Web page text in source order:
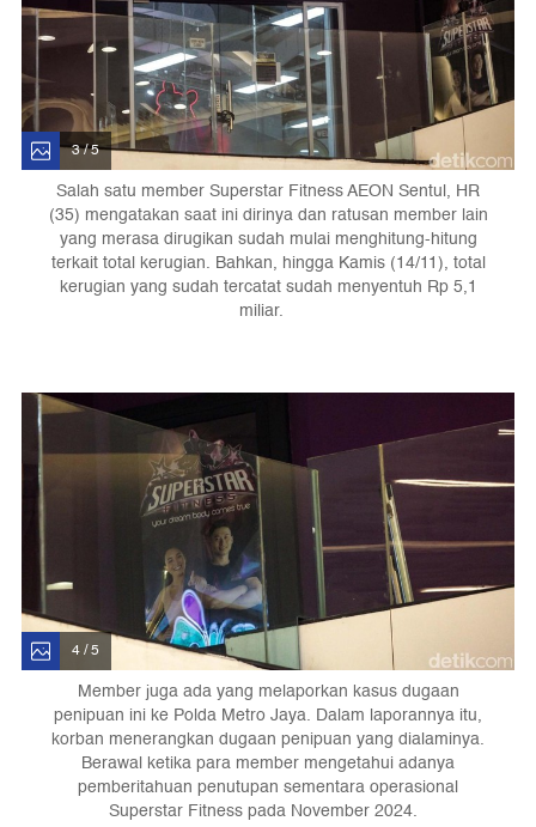
3 / 5
Salah satu member Superstar Fitness AEON Sentul, HR
(35) mengatakan saat ini dirinya dan ratusan member lain
yang merasa dirugikan sudah mulai menghitung-hitung
terkait total kerugian. Bahkan, hingga Kamis (14/11), total
kerugian yang sudah tercatat sudah menyentuh Rp 5,1
miliar.
4 / 5
Member juga ada yang melaporkan kasus dugaan
penipuan ini ke Polda Metro Jaya. Dalam laporannya itu,
korban menerangkan dugaan penipuan yang dialaminya.
Berawal ketika para member mengetahui adanya
pemberitahuan penutupan sementara operasional
Superstar Fitness pada November 2024.